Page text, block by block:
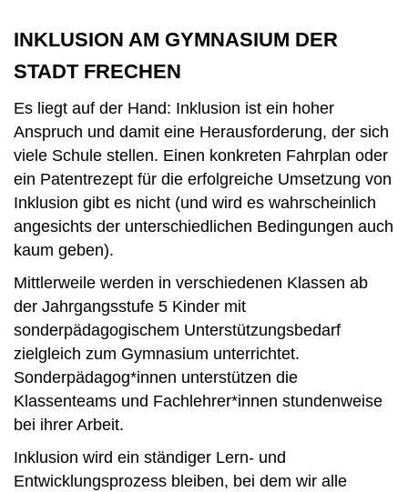
INKLUSION AM GYMNASIUM DER
STADT FRECHEN
Es liegt auf der Hand: Inklusion ist ein hoher
Anspruch und damit eine Herausforderung, der sich
viele Schule stellen. Einen konkreten Fahrplan oder
ein Patentrezept für die erfolgreiche Umsetzung von
Inklusion gibt es nicht (und wird es wahrscheinlich
angesichts der unterschiedlichen Bedingungen auch
kaum geben).
Mittlerweile werden in verschiedenen Klassen ab
der Jahrgangsstufe 5 Kinder mit
sonderpädagogischem Unterstützungsbedarf
zielgleich zum Gymnasium unterrichtet.
Sonderpädagog*innen unterstützen die
Klassenteams und Fachlehrer*innen stundenweise
bei ihrer Arbeit.
Inklusion wird ein ständiger Lern- und
Entwicklungsprozess bleiben, bei dem wir alle